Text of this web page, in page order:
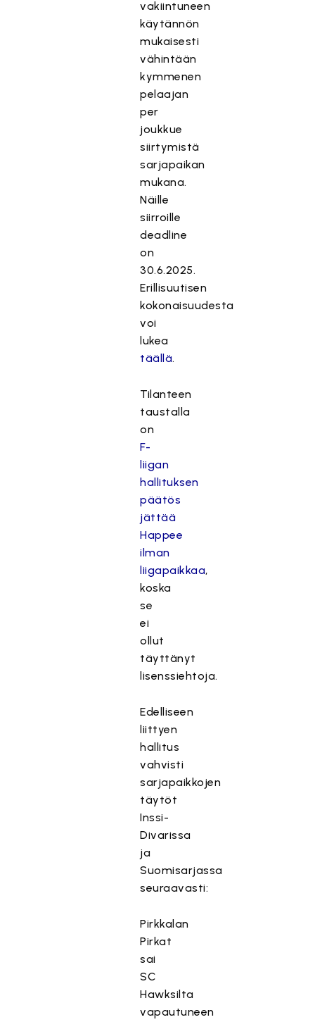
vakiintuneen
käytännön
mukaisesti
vähintään
kymmenen
pelaajan
per
joukkue
siirtymistä
sarjapaikan
mukana.
Näille
siirroille
deadline
on
30.6.2025.
Erillisuutisen
kokonaisuudesta
voi
lukea
täällä.
Tilanteen
taustalla
on
F-
liigan
hallituksen
päätös
jättää
Happee
ilman
liigapaikkaa,
koska
se
ei
ollut
täyttänyt
lisenssiehtoja.
Edelliseen
liittyen
hallitus
vahvisti
sarjapaikkojen
täytöt
Inssi-
Divarissa
ja
Suomisarjassa
seuraavasti:
Pirkkalan
Pirkat
sai
SC
Hawksilta
vapautuneen